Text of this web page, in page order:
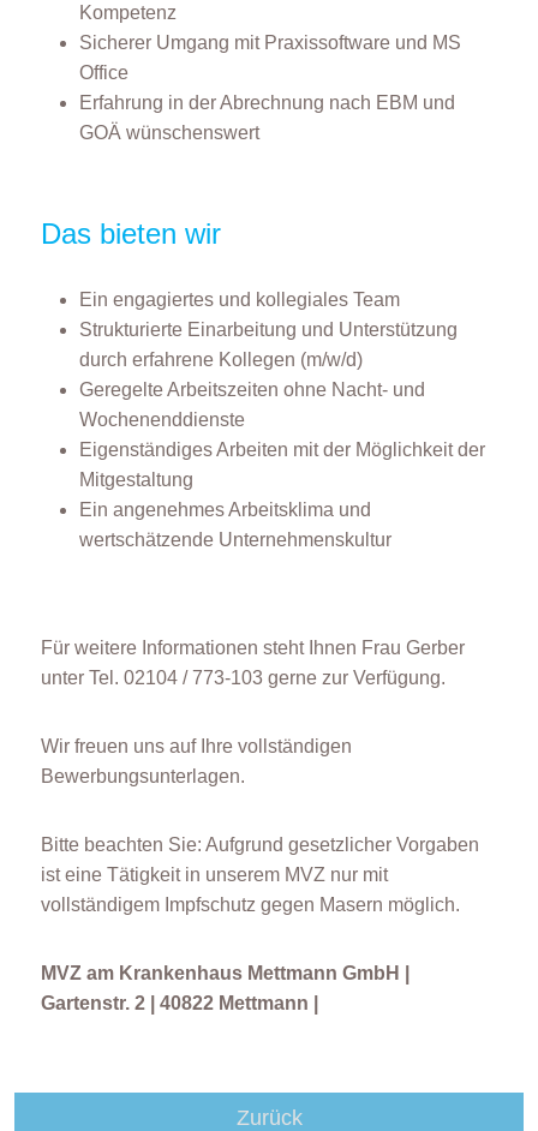
Kompetenz
Sicherer Umgang mit Praxissoftware und MS
Office
Erfahrung in der Abrechnung nach EBM und
GOÄ wünschenswert
Das bieten wir
Ein engagiertes und kollegiales Team
Strukturierte Einarbeitung und Unterstützung
durch erfahrene Kollegen (m/w/d)
Geregelte Arbeitszeiten ohne Nacht- und
Wochenenddienste
Eigenständiges Arbeiten mit der Möglichkeit der
Mitgestaltung
Ein angenehmes Arbeitsklima und
wertschätzende Unternehmenskultur
Für weitere Informationen steht Ihnen Frau Gerber
unter Tel. 02104 / 773-103 gerne zur Verfügung.
Wir freuen uns auf Ihre vollständigen
Bewerbungsunterlagen.
Bitte beachten Sie: Aufgrund gesetzlicher Vorgaben
ist eine Tätigkeit in unserem MVZ nur mit
vollständigem Impfschutz gegen Masern möglich.
MVZ am Krankenhaus Mettmann GmbH |
Gartenstr. 2 | 40822 Mettmann |
Zurück